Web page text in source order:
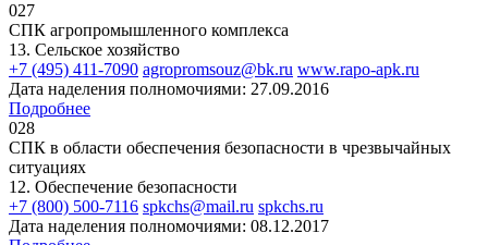
027
СПК агропромышленного комплекса
13. Сельское хозяйство
+7 (495) 411-7090 agropromsouz@bk.ru www.rapo-apk.ru
Дата наделения полномочиями: 27.09.2016
Подробнее
028
СПК в области обеспечения безопасности в чрезвычайных
ситуациях
12. Обеспечение безопасности
+7 (800) 500-7116 spkchs@mail.ru spkchs.ru
Дата наделения полномочиями: 08.12.2017